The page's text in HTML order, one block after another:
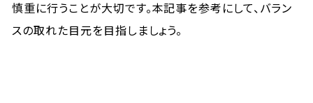
慎重に行うことが大切です。本記事を参考にして、バラン
スの取れた目元を目指しましょう。